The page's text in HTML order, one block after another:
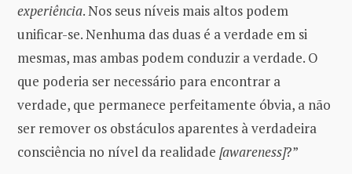
experiência. Nos seus níveis mais altos podem
unificar-se. Nenhuma das duas é a verdade em si
mesmas, mas ambas podem conduzir a verdade. O
que poderia ser necessário para encontrar a
verdade, que permanece perfeitamente óbvia, a não
ser remover os obstáculos aparentes à verdadeira
consciência no nível da realidade [awareness]?”